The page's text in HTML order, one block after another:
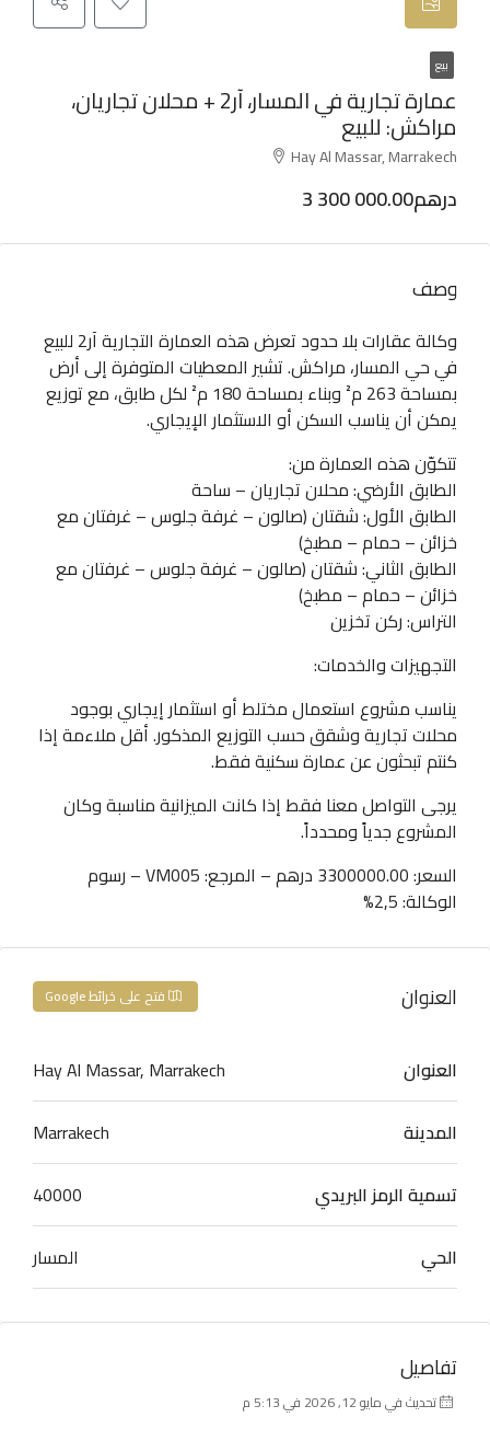
بيع
عمارة تجارية في المسار، آر2 + محلان تجاريان،
مراكش: للبيع
Hay Al Massar, Marrakech
3 300 000.00درهم
وصف
وكالة عقارات بلا حدود تعرض هذه العمارة التجارية آر2 للبيع
في حي المسار، مراكش. تشير المعطيات المتوفرة إلى أرض
بمساحة 263 م² وبناء بمساحة 180 م² لكل طابق، مع توزيع
يمكن أن يناسب السكن أو الاستثمار الإيجاري.
تتكوّن هذه العمارة من:
الطابق الأرضي: محلان تجاريان – ساحة
الطابق الأول: شقتان (صالون – غرفة جلوس – غرفتان مع
خزائن – حمام – مطبخ)
الطابق الثاني: شقتان (صالون – غرفة جلوس – غرفتان مع
خزائن – حمام – مطبخ)
التراس: ركن تخزين
التجهيزات والخدمات:
يناسب مشروع استعمال مختلط أو استثمار إيجاري بوجود
محلات تجارية وشقق حسب التوزيع المذكور. أقل ملاءمة إذا
كنتم تبحثون عن عمارة سكنية فقط.
يرجى التواصل معنا فقط إذا كانت الميزانية مناسبة وكان
المشروع جدياً ومحدداً.
السعر: 3300000.00 درهم – المرجع: VM005 – رسوم
الوكالة: 2,5%
العنوان فتح على خرائط Google
العنوان
Hay Al Massar, Marrakech
المدينة
Marrakech
تسمية الرمز البريدي
40000
الحي
المسار
تفاصيل
تحديث في مايو 12, 2026 في 5:13 م